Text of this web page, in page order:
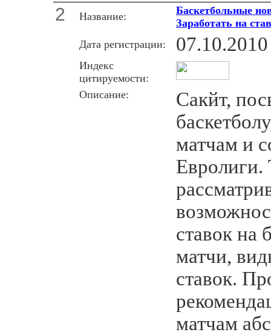
2 Название:
Баскетбольные
Заработать на
Дата регистрации:
07.10.2010
Индекс
цитируемости:
Описание:
Сакйт,
матчам и
Евролиги.
ставок на
матчи,
ставок.
матчам